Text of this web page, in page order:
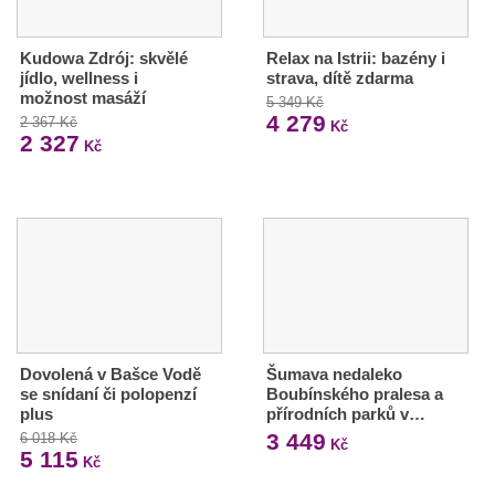
Kudowa Zdrój: skvělé
jídlo, wellness i
možnost masáží
2 367 Kč
2 327 Kč
Relax na Istrii: bazény i
strava, dítě zdarma
5 349 Kč
4 279 Kč
Dovolená v Bašce Vodě
se snídaní či polopenzí
plus
6 018 Kč
5 115 Kč
Šumava nedaleko
Boubínského pralesa a
přírodních parků v…
3 449 Kč